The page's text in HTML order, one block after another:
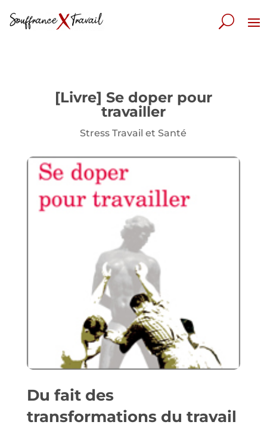
[Livre] Se doper pour
travailler
Stress Travail et Santé
Du fait des
transformations du travail